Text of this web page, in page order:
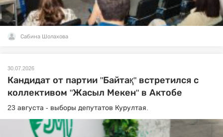
Сабина Шолахова
30.07.2026
Кандидат от партии "Байтақ" встретился с
коллективом "Жасыл Мекен" в Актобе
23 августа - выборы депутатов Курултая.